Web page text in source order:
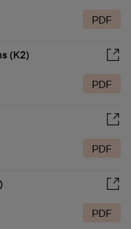
PDF
(K2)
PDF
PDF
PDF